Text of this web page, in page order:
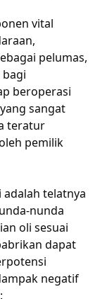
vital
pelumas,
beroperasi
sangat
teratur
pemilik
telatnya
nunda
oli sesuai
dapat
negatif